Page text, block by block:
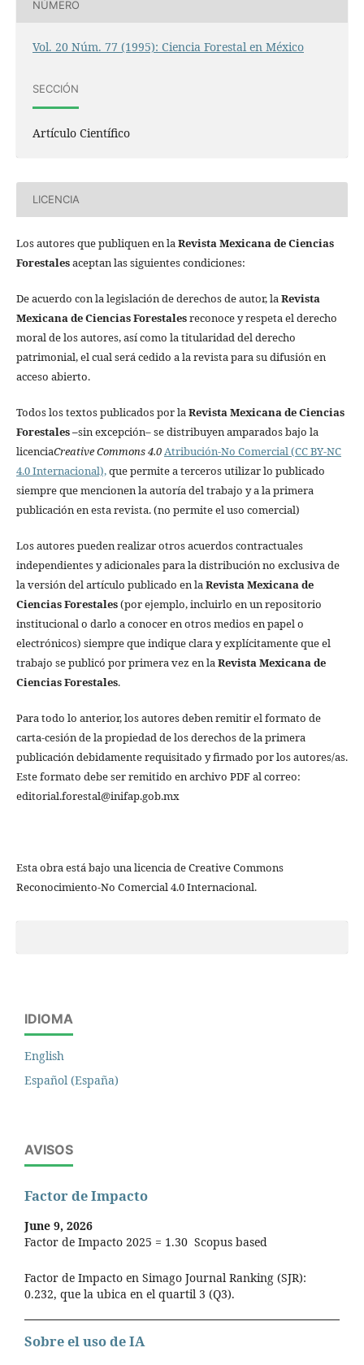
NÚMERO
Vol. 20 Núm. 77 (1995): Ciencia Forestal en México
SECCIÓN
Artículo Científico
LICENCIA
Los autores que publiquen en laRevista Mexicana de Ciencias
Forestalesaceptan las siguientes condiciones:
De acuerdo con la legislación de derechos de autor, laRevista
Mexicana de Ciencias Forestalesreconoce y respeta el derecho
moral de los autores, así como la titularidad del derecho
patrimonial, el cual será cedido a la revista para su difusión en
acceso abierto.
Todos los textos publicados por laRevista Mexicana de Ciencias
Forestales–sin excepción– se distribuyen amparados bajo la
licenciaCreative Commons 4.0Atribución-No Comercial (CC BY-NC
4.0 Internacional),que permite a terceros utilizar lo publicado
siempre que mencionen la autoría del trabajo y a la primera
publicación en esta revista. (no permite el uso comercial)
Los autores pueden realizar otros acuerdos contractuales
independientes y adicionales para la distribución no exclusiva de
la versión del artículo publicado en laRevista Mexicana de
Ciencias Forestales(por ejemplo, incluirlo en un repositorio
institucional o darlo a conocer en otros medios en papel o
electrónicos) siempre que indique clara y explícitamente que el
trabajo se publicó por primera vez en laRevista Mexicana de
Ciencias Forestales.
Para todo lo anterior, los autores deben remitir el formato de
carta-cesión de la propiedad de los derechos de la primera
publicación debidamente requisitado y firmado por los autores/as.
Este formato debe ser remitido en archivo PDF al correo:
editorial.forestal@inifap.gob.mx
Esta obra está bajo una licencia de Creative Commons
Reconocimiento-No Comercial 4.0 Internacional.
IDIOMA
English
Español (España)
AVISOS
Factor de Impacto
June 9, 2026
Factor de Impacto 2025 = 1.30 Scopus based
Factor de Impacto en Simago Journal Ranking (SJR):
0.232, que la ubica en el quartil 3 (Q3).
Sobre el uso de IA